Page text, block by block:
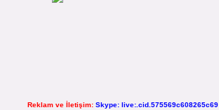
Reklam ve İletişim: Skype: live:.cid.575569c608265c69